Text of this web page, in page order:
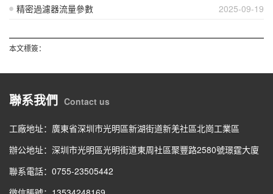
2025-09-19
精密過濾器流量參數
本文標簽：
聯系我們 Contact us
工廠地址：廣東省深圳市光明區新湖街道新羌社區北崗工業區
辦公地址：深圳市光明區光明街道東周社區聚豐路2580號璟霆大廈
聯系電話：0755-23505442